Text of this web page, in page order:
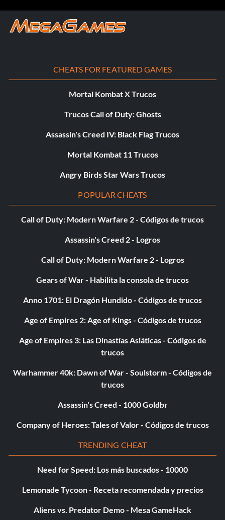
BLANCO - Aumenta la profundidad de color
Desplazar la pantalla hacia la izquierda
Pulsar el stick analógico derecho hacia la derecha -
hora del día
Consigue munición ilimitada
funcionará en las misiones libres, ya que en otras misiones
no podrás enfundar el arma como requiere el truco.
continuación, recoge una segunda pistola para mover la
mano derecha tenga poca munición, enfunda tus armas y
pulsa R1 R2 para hacer un disparo al aire una sola vez.
tener un cargador lleno de munición. Repite el truco
CHEATS FOR FEATURED GAMES
Mortal Kombat X Trucos
Trucos Call of Duty: Ghosts
Assassin's Creed IV: Black Flag Trucos
Mortal Kombat 11 Trucos
Angry Birds Star Wars Trucos
POPULAR CHEATS
Call of Duty: Modern Warfare 2 - Códigos de trucos
Assassin's Creed 2 - Logros
Call of Duty: Modern Warfare 2 - Logros
Gears of War - Habilita la consola de trucos
Anno 1701: El Dragón Hundido - Códigos de trucos
Age of Empires 2: Age of Kings - Códigos de trucos
Age of Empires 3: Las Dinastías Asiáticas - Códigos de
trucos
Warhammer 40k: Dawn of War - Soulstorm - Códigos de
trucos
Assassin's Creed - 1000 Goldbr
Company of Heroes: Tales of Valor - Códigos de trucos
TRENDING CHEAT
Need for Speed: Los más buscados - 10000
Lemonade Tycoon - Receta recomendada y precios
Aliens vs. Predator Demo - Mesa GameHack